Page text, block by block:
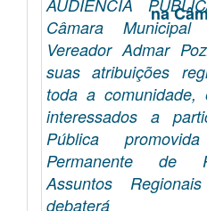
na
AUDIÊNCIA
Câmara
Vereador Admar
suas atribuições
toda a comunidade,
interessados a
Pública
Permanente de
Assuntos